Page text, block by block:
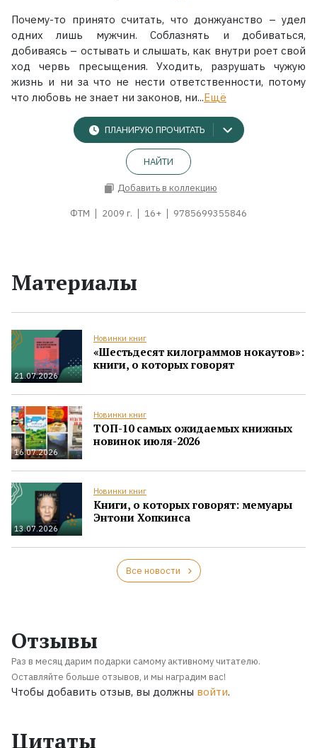
Почему-то принято считать, что донжуанство – удел
одних лишь мужчин. Соблазнять и добиваться,
добиваясь – остывать и слышать, как внутри роет свой
ход червь пресыщения. Уходить, разрушать чужую
жизнь и ни за что не нести ответственности, потому
что любовь не знает ни законов, ни...Ещё
ПЛАНИРУЮ ПРОЧИТАТЬ
НАЙТИ
Добавить в коллекцию
ФТМ 2009 г. 16+ 9785699355846
Материалы
21.07.2026
Новинки книг
«Шестьдесят килограммов нокаутов»:
книги, о которых говорят
16.07.2026
Новинки книг
ТОП-10 самых ожидаемых книжных
новинок июля-2026
13.07.2026
Новинки книг
Книги, о которых говорят: мемуары
Энтони Хопкинса
Все новости
Отзывы
Раз в месяц дарим подарки самому активному читателю.
Оставляйте больше отзывов, и мы наградим вас!
Чтобы добавить отзыв, вы должны войти.
Цитаты